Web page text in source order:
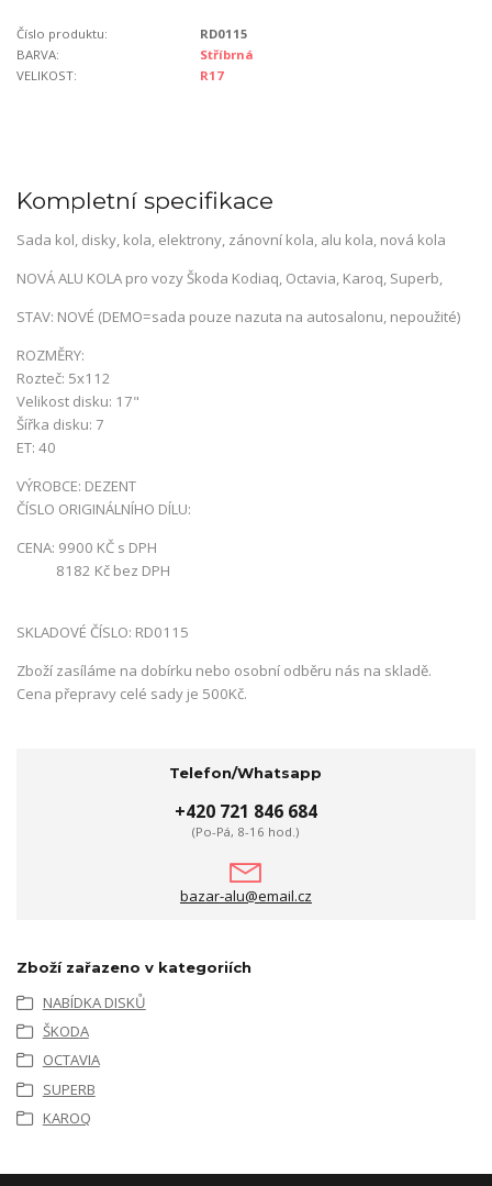
Číslo produktu:
RD0115
BARVA:
Stříbrná
VELIKOST:
R17
Kompletní specifikace
Sada kol, disky, kola, elektrony, zánovní kola, alu kola, nová kola
NOVÁ ALU KOLA pro vozy Škoda Kodiaq, Octavia, Karoq, Superb,
STAV: NOVÉ (DEMO=sada pouze nazuta na autosalonu, nepoužité)
ROZMĚRY:
Rozteč: 5x112
Velikost disku: 17"
Šířka disku: 7
ET: 40
VÝROBCE: DEZENT
ČÍSLO ORIGINÁLNÍHO DÍLU:
CENA: 9900 KČ s DPH
8182 Kč bez DPH
SKLADOVÉ ČÍSLO: RD0115
Zboží zasíláme na dobírku nebo osobní odběru nás na skladě.
Cena přepravy celé sady je 500Kč.
Telefon/Whatsapp
+420 721 846 684
(Po-Pá, 8-16 hod.)
bazar-alu@email.cz
Zboží zařazeno v kategoriích
NABÍDKA DISKŮ
ŠKODA
OCTAVIA
SUPERB
KAROQ